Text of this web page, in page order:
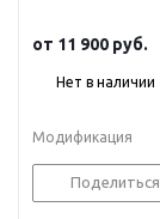
от 11 900 руб.
Нет в наличии
Модификация
Поделиться